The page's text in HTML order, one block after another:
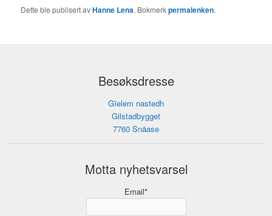
Dette ble publisert avHanne Lena. Bokmerkpermalenken.
Besøksdresse
Gïelem nastedh
Gilstadbygget
7760 Snåase
Motta nyhetsvarsel
Email*